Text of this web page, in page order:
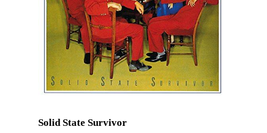
Solid State Survivor